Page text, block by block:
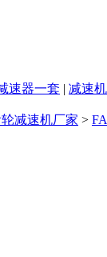
速器一套 | 减速
减速机厂家 >